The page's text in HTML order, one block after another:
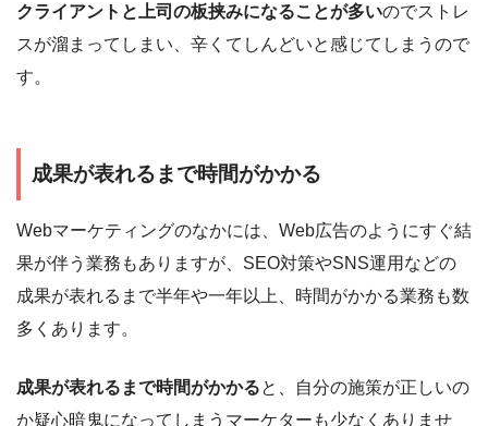
クライアントと上司の板挟みになることが多いのでストレ
スが溜まってしまい、辛くてしんどいと感じてしまうので
す。
成果が表れるまで時間がかかる
Webマーケティングのなかには、Web広告のようにすぐ結
果が伴う業務もありますが、SEO対策やSNS運用などの
成果が表れるまで半年や一年以上、時間がかかる業務も数
多くあります。
成果が表れるまで時間がかかると、自分の施策が正しいの
か疑心暗鬼になってしまうマーケターも少なくありませ